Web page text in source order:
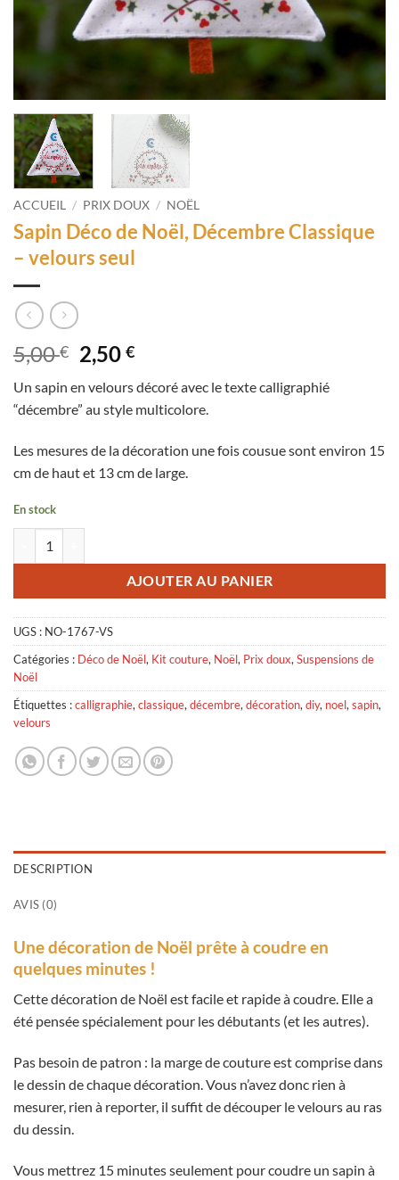
ACCUEIL / PRIX DOUX / NOËL
Sapin Déco de Noël, Décembre Classique
– velours seul
5,00€ Le
prix
initial
était :
2,50€Le
actuel
est :
Un sapin en velours décoré avec le texte calligraphié
“décembre” au style multicolore.
Les mesures de la décoration une fois cousue sont environ 15
cm de haut et 13 cm de large.
En stock
AJOUTER AU PANIER
UGS : NO-1767-VS
Catégories : Déco de Noël, Kit couture, Noël, Prix doux, Suspensions de
Noël
Étiquettes :calligraphie, classique, décembre, décoration, diy, noel, sapin,
velours
DESCRIPTION
AVIS (0)
Une décoration de Noël prête à coudre en
quelques minutes !
Cette décoration de Noël est facile et rapide à coudre. Elle a
été pensée spécialement pour les débutants (et les autres).
Pas besoin de patron : la marge de couture est comprise dans
le dessin de chaque décoration. Vous n’avez donc rien à
mesurer, rien à reporter, il suffit de découper le velours au ras
du dessin.
Vous mettrez 15 minutes seulement pour coudre un sapin à